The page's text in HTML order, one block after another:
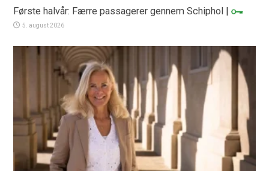
Første halvår: Færre passagerer gennem Schiphol |
5. august 2026